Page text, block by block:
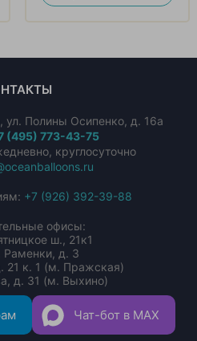
, ул. Полины Осипенко, д. 16а
(495) 773-43-75
круглосуточно
+7 (926) 392-39-88
офисы:
ш., 21к1
Раменки, д. 3
21 к. 1 (м. Пражская)
д. 31 (м. Выхино)
Чат-бот в MAX